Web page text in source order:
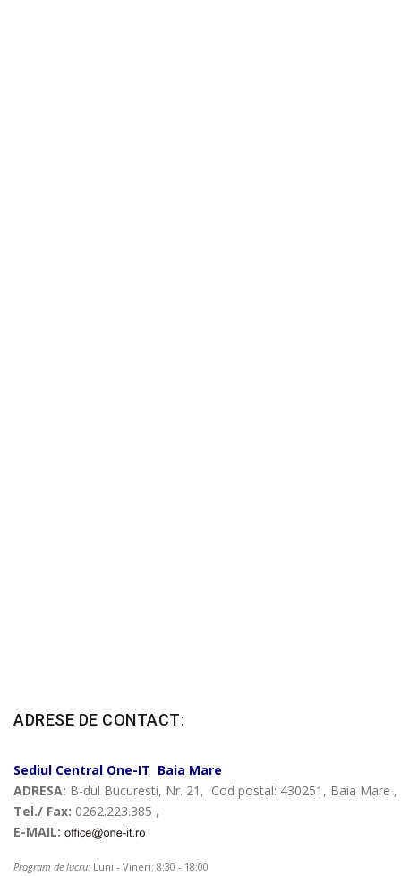
ADRESE DE CONTACT:
Sediul Central One-IT Baia Mare
ADRESA: B-dul Bucuresti, Nr. 21, Cod postal: 430251, Baia Mare
Tel./ Fax: 0262.223.385 ,
E-MAIL:
Program de lucru: Luni - Vineri: 8:30 - 18:00